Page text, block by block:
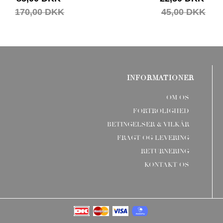
170,00 DKK
45,00 DKK
INFORMATIONER
OM OS
FORTROLIGHED
BETINGELSER & VILKÅR
FRAGT OG LEVERING
RETURNERING
KONTAKT OS